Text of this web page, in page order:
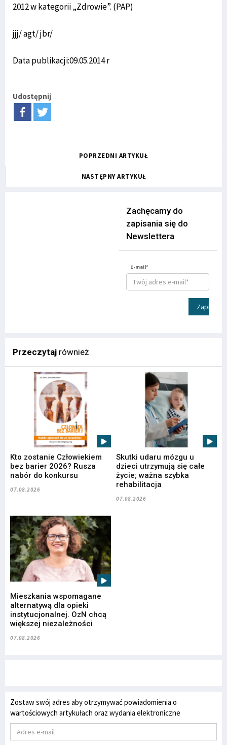
2012 w kategorii „Zdrowie”. (PAP)
jjj/ agt/ jbr/
Data publikacji:09.05.2014 r
Udostępnij
POPRZEDNI ARTYKUŁ
NASTĘPNY ARTYKUŁ
Zachęcamy do
zapisania się do
Newslettera
E-mail*
Zapisz
Przeczytaj również
Kto zostanie Człowiekiem
bez barier 2026? Rusza
nabór do konkursu
07.08.2026
Skutki udaru mózgu u
dzieci utrzymują się całe
życie; ważna szybka
rehabilitacja
07.08.2026
Mieszkania wspomagane
alternatywą dla opieki
instytucjonalnej. OzN chcą
większej niezależności
07.08.2026
Zostaw swój adres aby otrzymywać powiadomienia o
wartościowych artykułach oraz wydania elektroniczne